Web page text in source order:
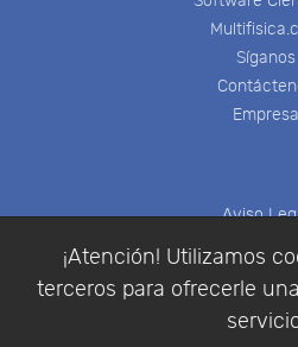
¡Atención! Utilizamos
terceros para ofrecerle
Síganos
Empresa
Aviso
Condiciones